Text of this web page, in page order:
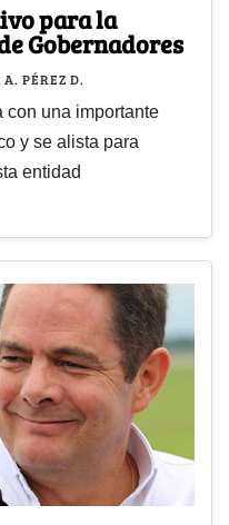
para la
Gobernadores
A. PÉREZ D.
con una importante
y se alista para
entidad